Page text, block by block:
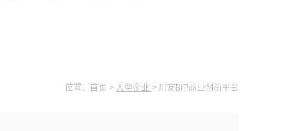
位置： 首页 > 大型企业 > 用友BIP商业创新平台